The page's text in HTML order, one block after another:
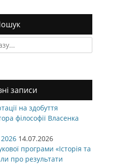
записи
на здобуття
філософії Власенка
14.07.2026
програми «Історія та
про результати